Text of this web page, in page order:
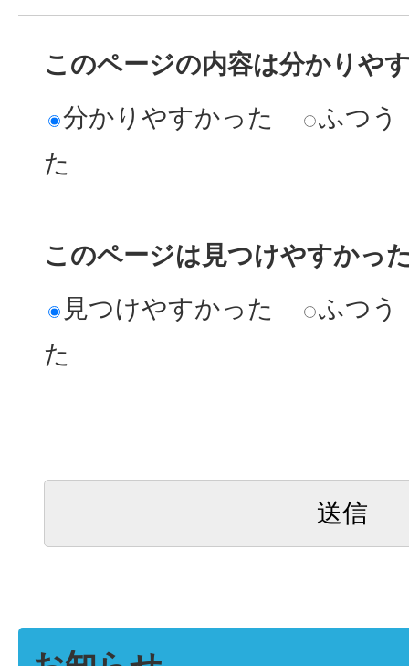
このページの内容は分かりや
分かりやすかった
ふつう
た
このページは見つけやすかっ
見つけやすかった
ふつう
た